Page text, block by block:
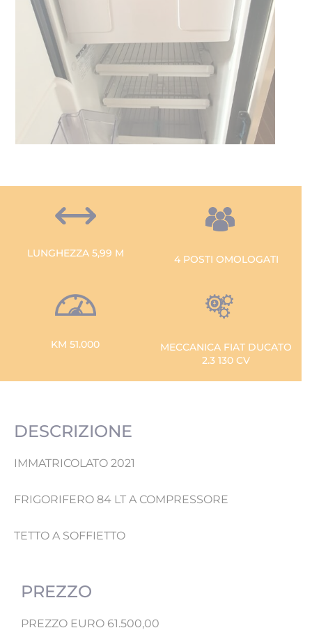
LUNGHEZZA 5,99 M
4 POSTI OMOLOGATI
KM 51.000
MECCANICA FIAT DUCATO
2.3 130 CV
DESCRIZIONE
IMMATRICOLATO 2021
FRIGORIFERO 84 LT A COMPRESSORE
TETTO A SOFFIETTO
PREZZO
PREZZO EURO 61.500,00